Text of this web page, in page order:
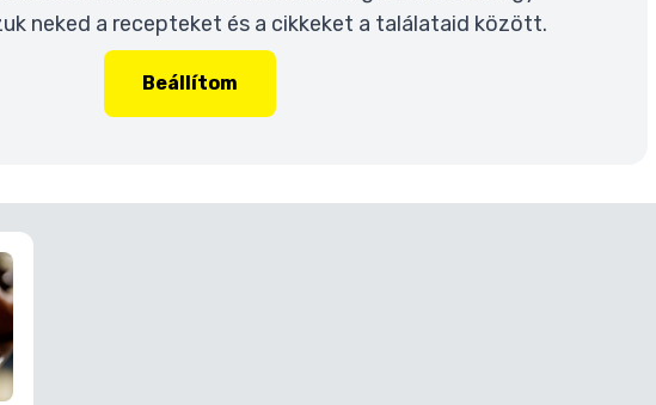
neked a recepteket és a cikkeket a találataid között.
Beállítom